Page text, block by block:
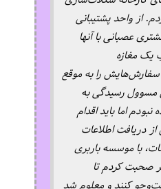
از واحد پشتیبانی
عصبانی با آنها
یک مغازه
را به موقع
مسوول رسیدگی به
اما باید اقدام
دریافت اطلاعات
با موسسه باربری
صحبت کردم تا